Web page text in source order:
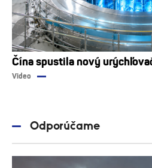
Čína spustila nový
Video
Odporúčame